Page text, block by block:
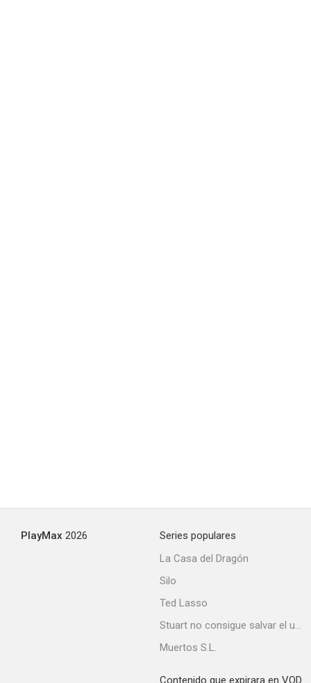
PlayMax 2026
Series populares
La Casa del Dragón
Silo
Ted Lasso
Stuart no consigue salvar el universo
Muertos S.L.
Contenido que expirara en VOD